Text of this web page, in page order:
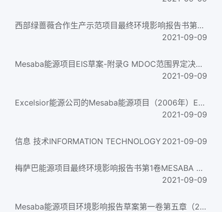
西部绿蔷薇合作生产示范项目最终环境影响报告书第2卷，共3卷DOE/EIS-0361WESTERN GREENBRIER CO-PRODUCTION DEMONSTRA...
2021-09-09
Mesaba能源项目EIS草案-附录G MDOC范围界定决定MESABA ENERGY PROJECT DRAFT EIS –APPENDIX G MDOC Scoping Decisi...
2021-09-09
Excelsior能源公司的Mesaba能源项目（2006年）Excelsior Energy’s Mesaba Energy Project(2006)
2021-09-09
信息 技术INFORMATION TECHNOLOGY 2021-09-09
梅萨巴能源项目最终环境影响报告书第1卷MESABA ENERGY PROJECT FINAL ENVIRONMENTAL IMPACT STATEMENT VOLUME 1...
2021-09-09
Mesaba能源项目环境影响报告草案第一卷第五章（2007）MESABA ENERGY PROJECT DRAFT ENVIRONMENTAL IMPACT STATEMENT VOL...